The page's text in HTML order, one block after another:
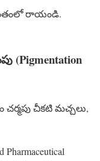
రాయండి.
(Pigmentation
చీకటి మచ్చలు,
Pharmaceutical